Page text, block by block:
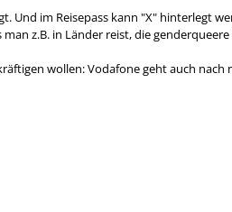
Und im Reisepass kann "X" hinterlegt
z.B. in Länder reist, die
wollen: Vodafone geht auch